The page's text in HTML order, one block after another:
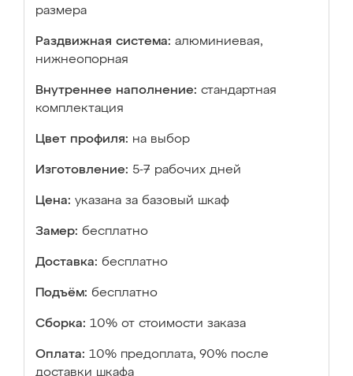
размера
Раздвижная система: алюминиевая,
нижнеопорная
Внутреннее наполнение: стандартная
комплектация
Цвет профиля: на выбор
Изготовление: 5-7 рабочих дней
Цена: указана за базовый шкаф
Замер: бесплатно
Доставка: бесплатно
Подъём: бесплатно
Сборка: 10% от стоимости заказа
Оплата: 10% предоплата, 90% после
доставки шкафа